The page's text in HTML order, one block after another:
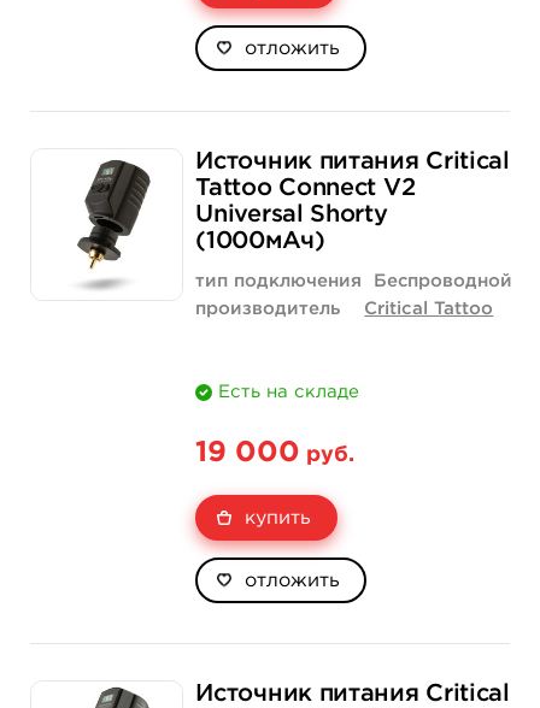
отложить
Источник питания Critical
Tattoo Connect V2
Universal Shorty
(1000мАч)
тип подключения
Беспроводной
производитель
Critical Tattoo
Есть на складе
19 000 руб.
купить
отложить
Источник питания Critical